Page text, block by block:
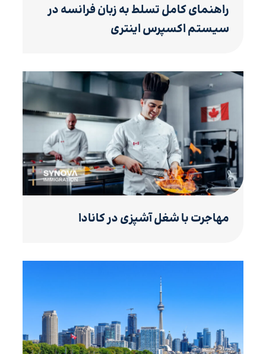
راهنمای کامل تسلط به زبان فرانسه در
سیستم اکسپرس اینتری
مهاجرت با شغل آشپزی در کانادا